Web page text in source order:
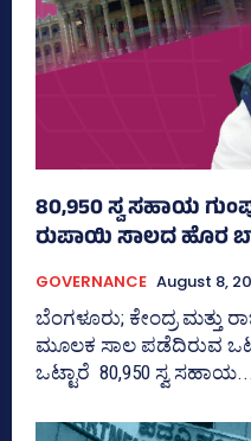
80,950 ಸ್ವ ಸಹಾಯ
ರುಪಾಯಿ ಸಾಲದ ಹೊರ
GOVERNANCE August 8,
ಬೆಂಗಳೂರು; ಕೇಂದ್ರ
ಮೂಲಕ ಸಾಲ ಪಡೆದಿರುವ
ಒಟ್ಟಾರೆ 80,950 ಸ್ವ ಸಹಾಯ...